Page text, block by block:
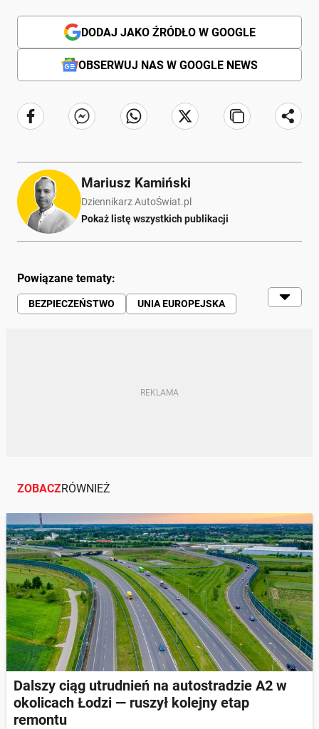
DODAJ JAKO ŹRÓDŁO W GOOGLE
OBSERWUJ NAS W GOOGLE NEWS
Mariusz Kamiński
Dziennikarz AutoŚwiat.pl
Pokaż listę wszystkich publikacji
Powiązane tematy:
BEZPIECZEŃSTWO
UNIA EUROPEJSKA
ZOBACZRÓWNIEŻ
Dalszy ciąg utrudnień na autostradzie A2 w
okolicach Łodzi — ruszył kolejny etap
remontu